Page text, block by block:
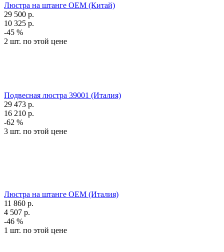
Люстра на штанге OEM (Китай)
29 500 р.
10 325 р.
-45 %
2 шт. по этой цене
Подвесная люстра 39001 (Италия)
29 473 р.
16 210 р.
-62 %
3 шт. по этой цене
Люстра на штанге OEM (Италия)
11 860 р.
4 507 р.
-46 %
1 шт. по этой цене